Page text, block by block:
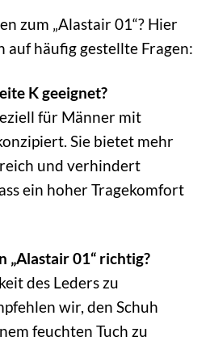
zum „Alastair 01“? Hier
häufig gestellte Fragen:
K geeignet?
für Männer mit
Sie bietet mehr
und verhindert
ein hoher Tragekomfort
„Alastair 01“ richtig?
des Leders zu
wir, den Schuh
feuchten Tuch zu